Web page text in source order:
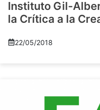
Instituto Gil-
la Crítica a la
22/05/2018